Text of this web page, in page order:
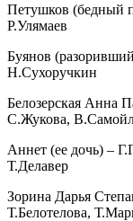
Петушков (бедный
Р.Улямаев
Буянов
Н.Сухоручкин
Белозерская Анна
С.Жукова,
Аннет (ее дочь) –
Т.Делавер
Зорина Дарья
Т.Белотелова,